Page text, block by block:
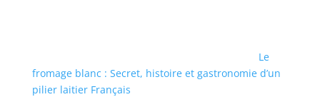
Le
fromage blanc : Secret, histoire et gastronomie d’un
pilier laitier Français